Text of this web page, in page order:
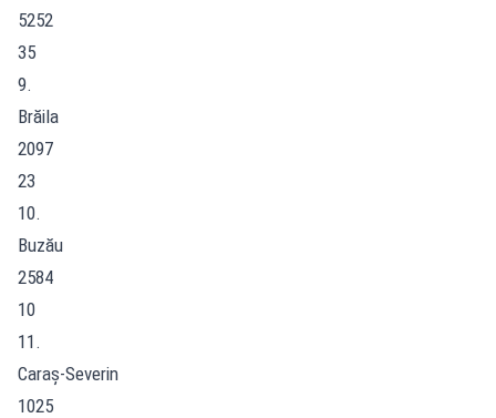
5252
35
9.
Brăila
2097
23
10.
Buzău
2584
10
11.
Caraș-Severin
1025